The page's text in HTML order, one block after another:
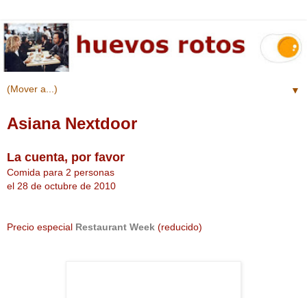
▼
Asiana Nextdoor
La cuenta, por favor
Comida para 2 personas
el 28 de octubre de 2010
Precio especial Restaurant Week (reducido)